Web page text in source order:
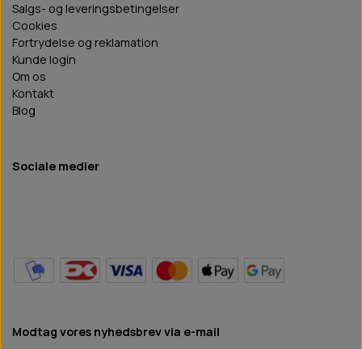
Salgs- og leveringsbetingelser
Cookies
Fortrydelse og reklamation
Kunde login
Om os
Kontakt
Blog
Sociale medier
Modtag vores nyhedsbrev via e-mail